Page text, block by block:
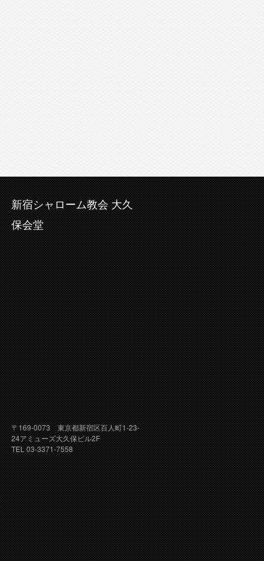
新宿シャローム教会 大久
保会堂
〒169-0073 東京都新宿区百人町1-23-
24アミューズ大久保ビル2F
TEL 03-3371-7558